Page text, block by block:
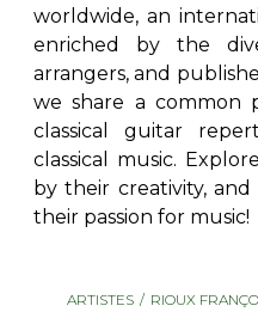
SHEET MUSIC FOR
SHEET MUSIC FOR OTHER
INSTRUMENTS
SHEET MUSIC FOR
OTHER PRODUCTS
in original works and
arrangements.
worldwide, an
enriched by the
arrangers, and
we share a common
classical guitar
classical music.
by their creativity,
their passion for music!
ARTISTES RIOUX